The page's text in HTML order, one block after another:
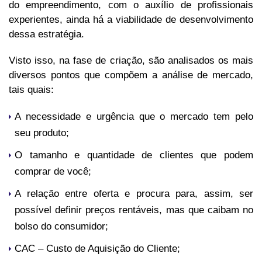
do empreendimento, com o auxílio de profissionais
experientes, ainda há a viabilidade de desenvolvimento
dessa estratégia.
Visto isso, na fase de criação, são analisados os mais
diversos pontos que compõem a análise de mercado,
tais quais:
A necessidade e urgência que o mercado tem pelo
seu produto;
O tamanho e quantidade de clientes que podem
comprar de você;
A relação entre oferta e procura para, assim, ser
possível definir preços rentáveis, mas que caibam no
bolso do consumidor;
CAC – Custo de Aquisição do Cliente;